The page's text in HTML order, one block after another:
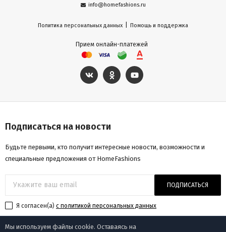
info@homefashions.ru
Политика персональных данных Помощь и поддержка
Прием онлайн-платежей
Подписаться на новости
Будьте первыми, кто получит интересные новости, возможности и
специальные предложения от HomeFashions
ПОДПИСАТЬСЯ
Я согласен(a) с политикой персональных данных
Мы используем файлы cookie. Оставаясь на